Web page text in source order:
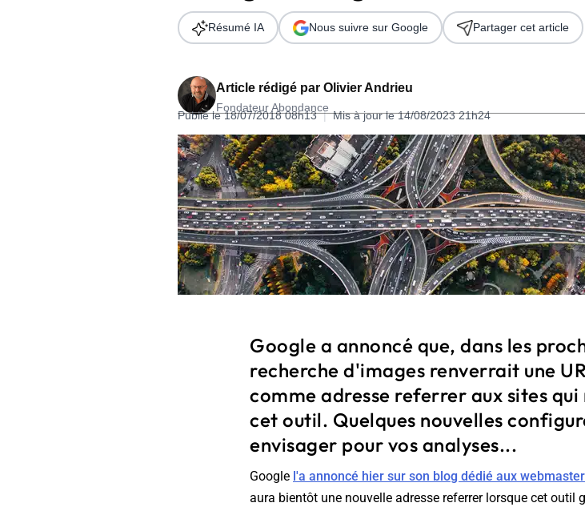
Télécharger l'Ebook
Formation SEO & GEO - Edition 2026
244.30€ HT au lieu de 349€ pendant 1 mois !
Article rédigé par Olivier Andrieu
Fondateur Abondance
Publié le 18/07/2018 08h13 | Mis à jour le 14/08/2023 21h24
Résumé IA Nous suivre sur Google Partager cet article
Google a annoncé que, dans les
recherche d'images renverrait une
comme adresse referrer aux sites
cet outil. Quelques nouvelles
envisager pour vos analyses...
Google l'a annoncé hier sur son blog dédié aux
aura bientôt une nouvelle adresse referrer lorsque cet outil